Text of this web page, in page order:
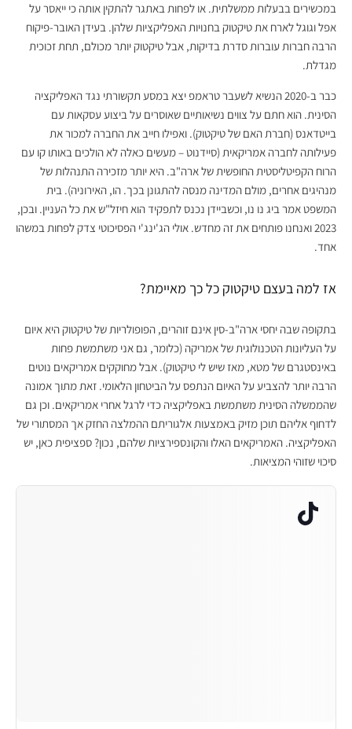
במכשירים בבעלות ממשלתית. או לפחות באתגר להתקין אותה כי ייאסר על
אפל וגוגל לארח את טיקטוק בחנויות האפליקציות שלהן. בעידן האובר-פיקוח
הרבה חברות עוברות סדרת בדיקות, אבל טיקטוק יותר מכולם, תחת זכוכית
מגדלת.
כבר ב-2020 הנשיא לשעבר טראמפ יצא במסע תקשורתי נגד האפליקציה
הסינית. הוא חתם על צווים נשיאותיים שאוסרים על ביצוע עסקאות עם
בייטדאנס (חברת האם של טיקטוק). ואפילו חייב את החברה למכור את
פעילותה לחברה אמריקאית (סיידנוט – מעשים כאלה לא הולכים באותו קו עם
הרוח הקפיטליסטית החופשית של ארה"ב. היא יותר מזכירה התנהלות של
מנהיגים אחרים, מולם המדינה מנסה להתגונן בכך. הו, האירוניה). בית
המשפט אמר ביג נו נו, וכשביידן נכנס לתפקיד הוא חיזל"ש את כל העניין. ובכן,
2023 ואנחנו פותחים את זה מחדש. אולי הג'ינג'י הפסיכוטי צדק לפחות במשהו
אחד.
אז למה בעצם טיקטוק כל כך מאיימת?
בתקופה שבה יחסי ארה"ב-סין אינם זוהרים, הפופולריות של טיקטוק היא איום
על העליונות הטכנולוגית של אמריקה (כלומר, גם אני משתמשת פחות
באינסטגרם של מטא, מאז שיש לי טיקטוק). אבל מחוקקים אמריקאים נוטים
הרבה יותר להצביע על האיום הנתפס על הביטחון הלאומי. זאת מתוך אמונה
שהממשלה הסינית משתמשת באפליקציה כדי לרגל אחרי אמריקאים. וכן גם
לדחוף אליהם תוכן מזיק באמצעות אלגוריתם ההמלצה החזק אך המסתורי של
האפליקציה. האמריקאים האלו והקונספירציות שלהם, נכון? ספציפית כאן, יש
סיכוי שזוהי המציאות.